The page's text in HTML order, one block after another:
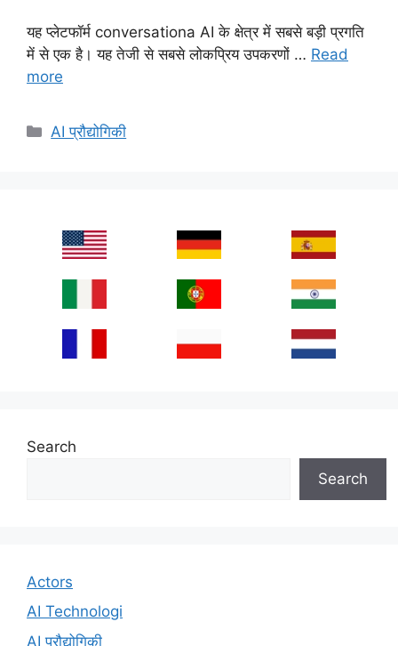
यह प्लेटफॉर्म conversationa AI के क्षेत्र में सबसे बड़ी प्रगति
में से एक है। यह तेजी से सबसे लोकप्रिय उपकरणों … Read
more
Categories
AI प्रौद्योगिकी
Search
Search
Actors
AI Technologi
AI प्रौद्योगिकी